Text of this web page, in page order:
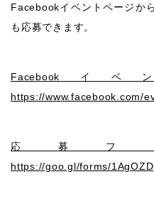
Facebookイベントページか
も応募できます。
Facebookイ
https://www.facebook.com/
応募
https://goo.gl/forms/